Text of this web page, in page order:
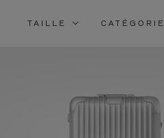
TAILLE CATÉGORIE